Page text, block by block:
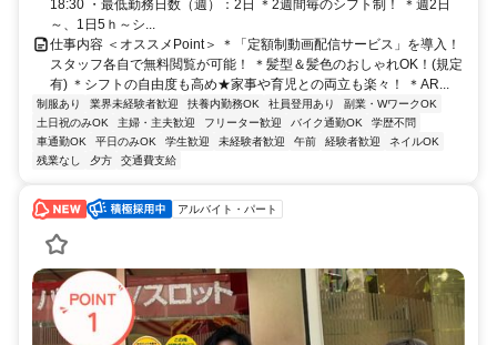
18:30 ・最低勤務日数（週）：2日 ＊2週間毎のシフト制！ ＊週2日
～、1日5ｈ～シ...
仕事内容 ＜オススメPoint＞ ＊「定額制動画配信サービス」を導入！
スタッフ各自で無料閲覧が可能！ ＊髪型＆髪色のおしゃれOK！(規定
有) ＊シフトの自由度も高め★家事や育児との両立も楽々！ ＊AR...
制服あり 業界未経験者歓迎 扶養内勤務OK 社員登用あり
副業・WワークOK
土日祝のみOK
主婦・主夫歓迎 フリーター歓迎 バイク通勤OK
学歴不問
車通勤OK
平日のみOK 学生歓迎 未経験者歓迎 午前 経験者歓迎
ネイルOK
残業なし
夕方 交通費支給
アルバイト・パート